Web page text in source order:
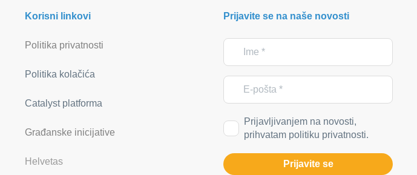
Korisni linkovi
Politika privatnosti
Politika kolačića
Catalyst platforma
Građanske inicijative
Helvetas
Prijavite se na naše novosti
Prijavljivanjem na novosti,
prihvatam politiku privatnosti.
Prijavite se